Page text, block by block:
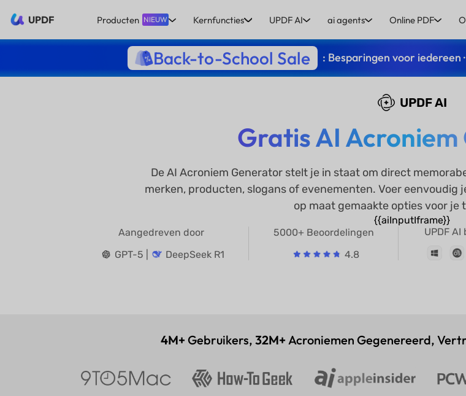
UPDF Producten NIEUW Kernfuncties UPDF AI ai agents Online PDF
Back-to-School Sale : Besparingen voor iedereen
UPDF AI
Gratis AI
De AI Acroniem Generator stelt je in staat om direct
merken, producten, slogans of evenementen. Voer eenvoudig
op maat gemaakte opties voor je
{{aiInputIframe}}
Aangedreven door
GPT-5 |
DeepSeek R1
5000+ Beoordelingen
4.8
UPDF
4M+ Gebruikers, 32M+ Acroniemen Gegenereerd,